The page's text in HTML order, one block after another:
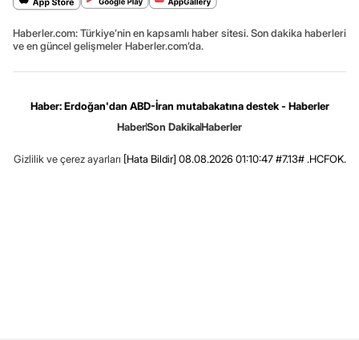
Haberler.com: Türkiye’nin en kapsamlı haber sitesi. Son dakika haberleri
ve en güncel gelişmeler Haberler.com’da.
Haber: Erdoğan'dan ABD-İran mutabakatına destek - Haberler
HaberSon DakikaHaberler
Gizlilik ve çerez ayarları [Hata Bildir] 08.08.2026 01:10:47 #7.13# .HCFOK.